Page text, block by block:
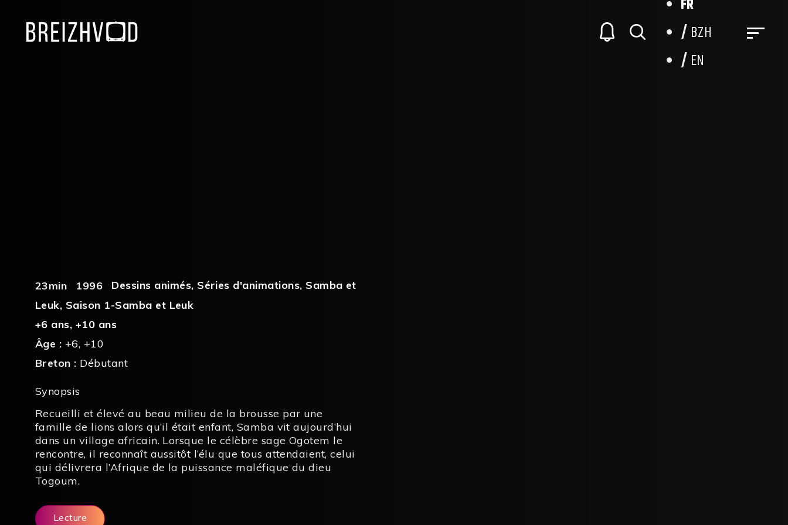
FR
BZH
EN
23min 1996 Dessins animés, Séries d'animations, Samba et
Leuk, Saison 1-Samba et Leuk
+6 ans, +10 ans
Âge : +6, +10
Breton : Débutant
Synopsis
Recueilli et élevé au beau milieu de la brousse par une
famille de lions alors qu’il était enfant, Samba vit aujourd’hui
dans un village africain. Lorsque le célèbre sage Ogotem le
rencontre, il reconnaît aussitôt l’élu que tous attendaient, celui
qui délivrera l’Afrique de la puissance maléfique du dieu
Togoum.
Lecture